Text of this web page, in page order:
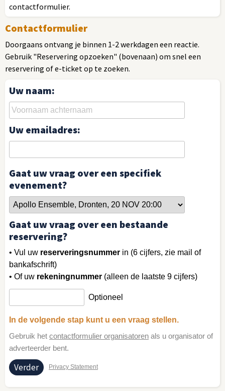
contactformulier.
Contactformulier
Doorgaans ontvang je binnen 1-2 werkdagen een reactie.
Gebruik "Reservering opzoeken" (bovenaan) om snel een
reservering of e-ticket op te zoeken.
Uw naam:
Uw emailadres:
Gaat uw vraag over een specifiek
evenement?
Gaat uw vraag over een bestaande
reservering?
• Vul uw reserveringsnummer in (6 cijfers, zie mail of
bankafschrift)
• Of uw rekeningnummer (alleen de laatste 9 cijfers)
Optioneel
In de volgende stap kunt u een vraag stellen.
Gebruik het contactformulier organisatoren als u organisator of
adverteerder bent.
Privacy Statement